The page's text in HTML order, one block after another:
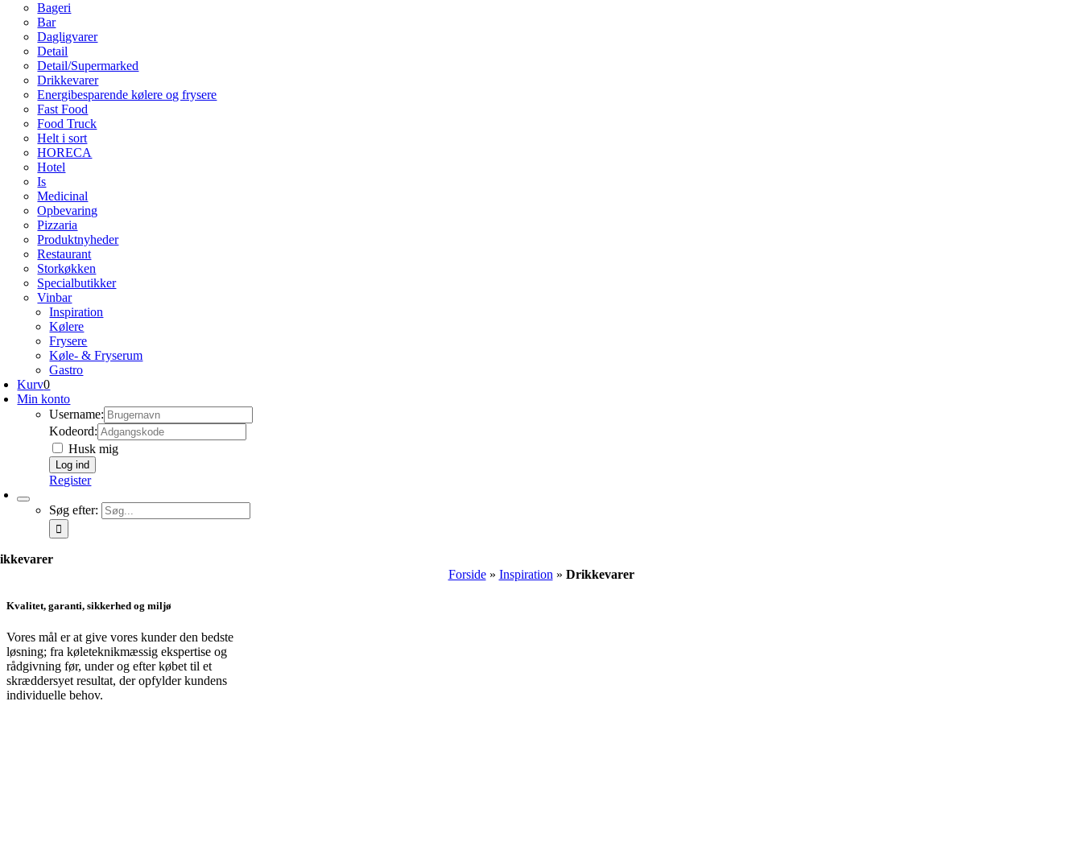
Bageri
Bar
Dagligvarer
Detail
Detail/Supermarked
Drikkevarer
Energibesparende kølere og frysere
Fast Food
Food Truck
Helt i sort
HORECA
Hotel
Is
Medicinal
Opbevaring
Pizzaria
Produktnyheder
Restaurant
Storkøkken
Specialbutikker
Vinbar
Inspiration
Kølere
Frysere
Køle- & Fryserum
Gastro
Kurv0
Min konto
Username:
Kodeord:
Husk mig
Register
Søg efter:
Forside» Inspiration » Drikkevarer
Kvalitet, garanti, sikkerhed og miljø
Vores mål er at give vores kunder den bedste
løsning; fra køleteknikmæssig ekspertise og
rådgivning før, under og efter købet til et
skræddersyet resultat, der opfylder kundens
individuelle behov.